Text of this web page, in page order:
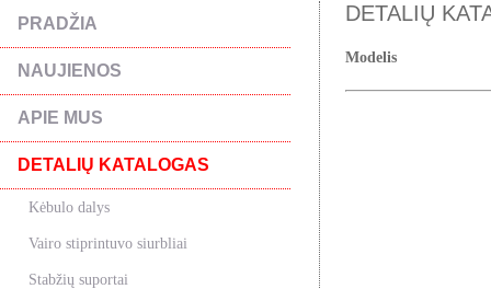
PRADŽIA
NAUJIENOS
APIE MUS
DETALIŲ KATALOGAS
Kėbulo dalys
Vairo stiprintuvo siurbliai
Stabžių suportai
DETALIŲ
Modelis